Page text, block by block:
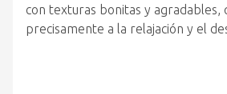
con texturas bonitas y agradables,
precisamente a la relajación y el